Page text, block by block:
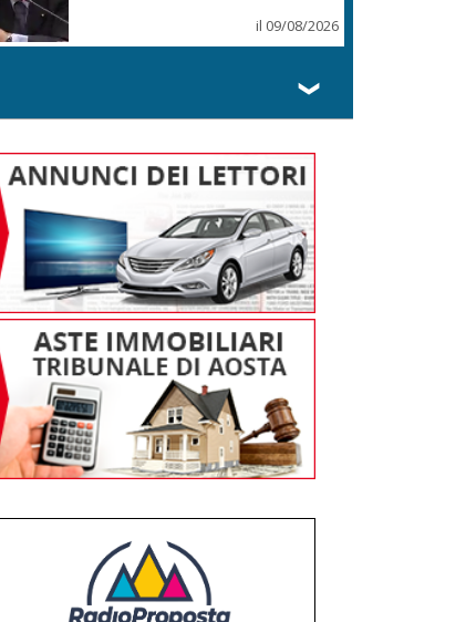
il 09/08/2026
❯